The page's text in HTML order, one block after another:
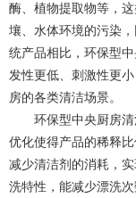
酶、植物提取物等，
壤、水体环境的污染
统产品相比，环保型
发性更低、刺激性更
房的各类清洁场景。
环保型中央厨房
优化使得产品的稀释
减少清洁剂的消耗，
洗特性，能减少漂洗